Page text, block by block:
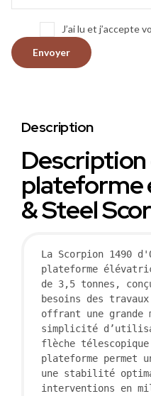
J’ai lu et
Description
Description
plateforme
& Steel
La Scorpion 1490
plateforme
de 3,5 tonnes,
besoins des
offrant une grande
simplicité
flèche
plateforme permet
une stabilité
interventions en